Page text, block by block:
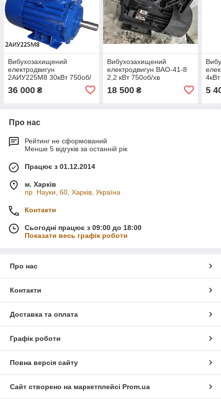
Вибухозахищений
електродвигун
2АИУ225М8 30кВт 750об/
36 000 ₴
Вибухозахищений
електродвигун ВАО-41-8
2,2 кВт 750об/хв
18 500₴ 5
Про нас
Рейтинг не сформований
Менше 5 відгуків за останній рік
Працює з 01.12.2014
м. Харків
пр. Науки, 60, Харків, Україна
Контакти
Сьогодні працює з 09:00 до 18:00
Показати весь графік роботи
Про нас
Контакти
Доставка та оплата
Графік роботи
Повна версія сайту
Сайт створено на маркетплейсі Prom.ua